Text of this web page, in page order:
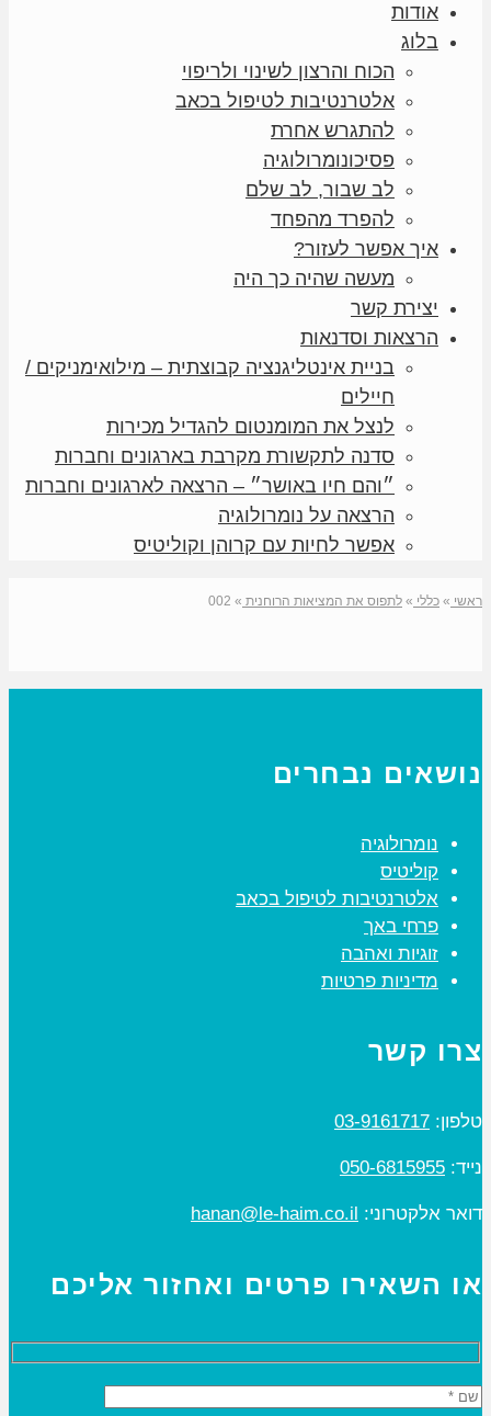
אודות
בלוג
הכוח והרצון לשינוי ולריפוי
אלטרנטיבות לטיפול בכאב
להתגרש אחרת
פסיכונומרולוגיה
לב שבור, לב שלם
להפרד מהפחד
איך אפשר לעזור?
מעשה שהיה כך היה
יצירת קשר
הרצאות וסדנאות
בניית אינטליגנציה קבוצתית – מילואימניקים /
חיילים
לנצל את המומנטום להגדיל מכירות
סדנה לתקשורת מקרבת בארגונים וחברות
״והם חיו באושר״ – הרצאה לארגונים וחברות
הרצאה על נומרולוגיה
אפשר לחיות עם קרוהן וקוליטיס
ראשי » כללי » לתפוס את המציאות הרוחנית »
002
נושאים נבחרים
נומרולוגיה
קוליטיס
אלטרנטיבות לטיפול בכאב
פרחי באך
זוגיות ואהבה
מדיניות פרטיות
צרו קשר
טלפון: 03-9161717
נייד: 050-6815955
דואר אלקטרוני: hanan@le-haim.co.il
או השאירו פרטים ואחזור אליכם